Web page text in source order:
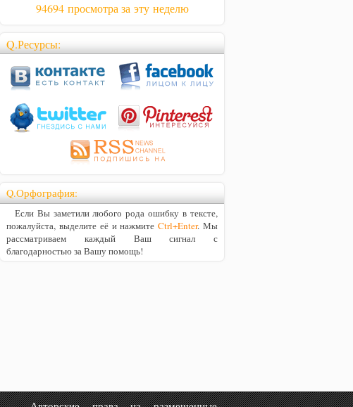
94694 просмотра за эту неделю
Q.Ресурсы:
Q.Орфография:
Если Вы заметили любого рода ошибку в тексте,
пожалуйста, выделите её и нажмитеCtrl+Enter. Мы
рассматриваем каждый Ваш сигнал с
благодарностью за Вашу помощь!